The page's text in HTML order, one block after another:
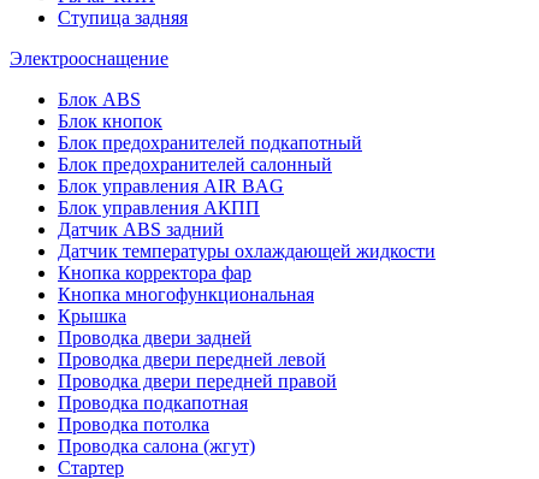
Ступица задняя
Электрооснащение
Блок ABS
Блок кнопок
Блок предохранителей подкапотный
Блок предохранителей салонный
Блок управления AIR BAG
Блок управления АКПП
Датчик ABS задний
Датчик температуры охлаждающей жидкости
Кнопка корректора фар
Кнопка многофункциональная
Крышка
Проводка двери задней
Проводка двери передней левой
Проводка двери передней правой
Проводка подкапотная
Проводка потолка
Проводка салона (жгут)
Стартер